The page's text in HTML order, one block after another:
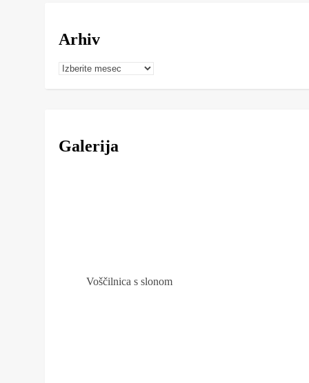
Arhiv
Arhiv
Galerija
Voščilnica s slonom